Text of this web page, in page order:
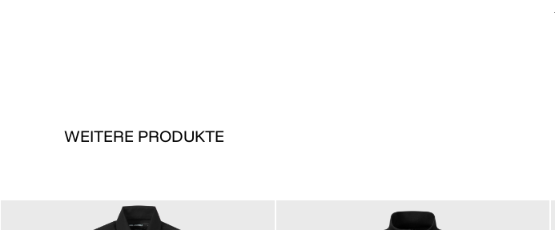
WEITERE PRODUKTE